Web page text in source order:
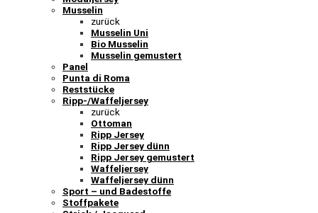
Musselin
zurück
Musselin Uni
Bio Musselin
Musselin gemustert
Panel
Punta di Roma
Reststücke
Ripp-/Waffeljersey
zurück
Ottoman
Ripp Jersey
Ripp Jersey dünn
Ripp Jersey gemustert
Waffeljersey
Waffeljersey dünn
Sport – und Badestoffe
Stoffpakete